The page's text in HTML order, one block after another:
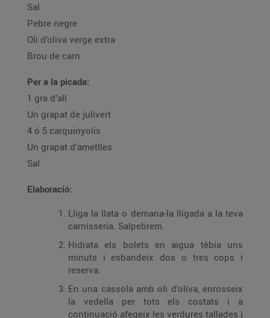
Sal
Pebre negre
Oli d’oliva verge extra
Brou de carn
Per a la picada:
1 gra d’all
Un grapat de julivert
4 ó 5 carquinyolis
Un grapat d’ametlles
Sal
Elaboració:
Lliga la llata o demana-la lligada a la teva
carnisseria. Salpebrem.
Hidrata els bolets en aigua tèbia uns
minuts i esbandeix dos o tres cops i
reserva.
En una cassola amb oli d’oliva, enrosseix
la vedella per tots els costats i a
continuació afegeix les verdures tallades i